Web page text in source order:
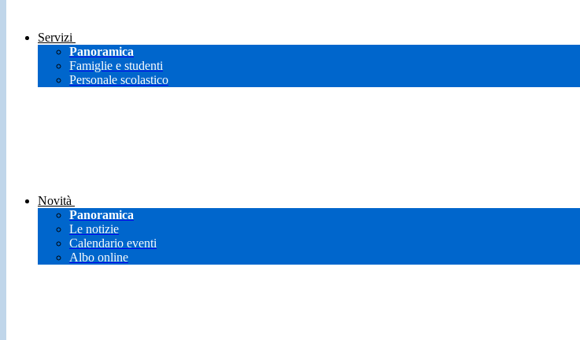
Servizi
Panoramica
Famiglie e studenti
Personale scolastico
Novità
Panoramica
Le notizie
Calendario eventi
Albo online